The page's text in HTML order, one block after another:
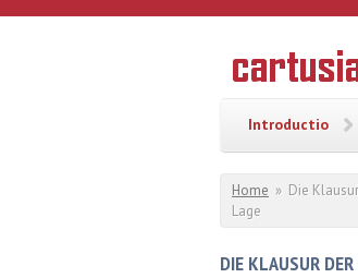
Overslaan en naar de inhoud gaan
Geschiedenis
van de
Introductio
U bent
Home » Die
Lage
DIE KLAUSUR